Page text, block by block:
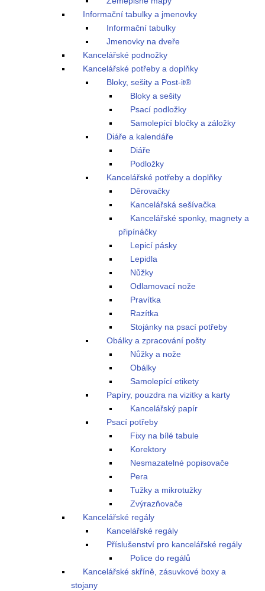
Informační tabulky a jmenovky
Informační tabulky
Jmenovky na dveře
Kancelářské podnožky
Kancelářské potřeby a doplňky
Bloky, sešity a Post-it®
Bloky a sešity
Psací podložky
Samolepící bločky a záložky
Diáře a kalendáře
Diáře
Podložky
Kancelářské potřeby a doplňky
Děrovačky
Kancelářská sešívačka
Kancelářské sponky, magnety a
připínáčky
Lepicí pásky
Lepidla
Nůžky
Odlamovací nože
Pravítka
Razítka
Stojánky na psací potřeby
Obálky a zpracování pošty
Nůžky a nože
Obálky
Samolepící etikety
Papíry, pouzdra na vizitky a karty
Kancelářský papír
Psací potřeby
Fixy na bílé tabule
Korektory
Nesmazatelné popisovače
Pera
Tužky a mikrotužky
Zvýrazňovače
Kancelářské regály
Kancelářské regály
Příslušenství pro kancelářské regály
Police do regálů
Kancelářské skříně, zásuvkové boxy a
stojany